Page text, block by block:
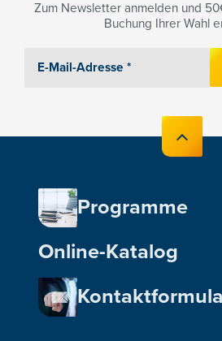
Zum Newsletter anmelden und
Buchung Ihrer Wahl
Programme
Online-Katalog